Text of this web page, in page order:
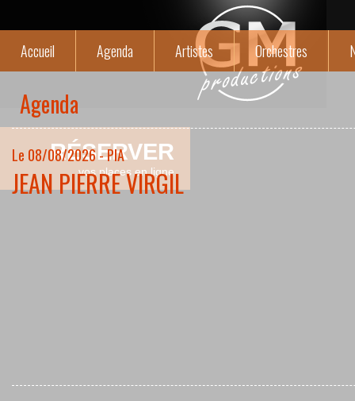
RÉSERVER
vos places en ligne
Accueil Agenda Artistes Orchestres
Agenda
Le 08/08/2026 - PIA
JEAN PIERRE VIRGIL